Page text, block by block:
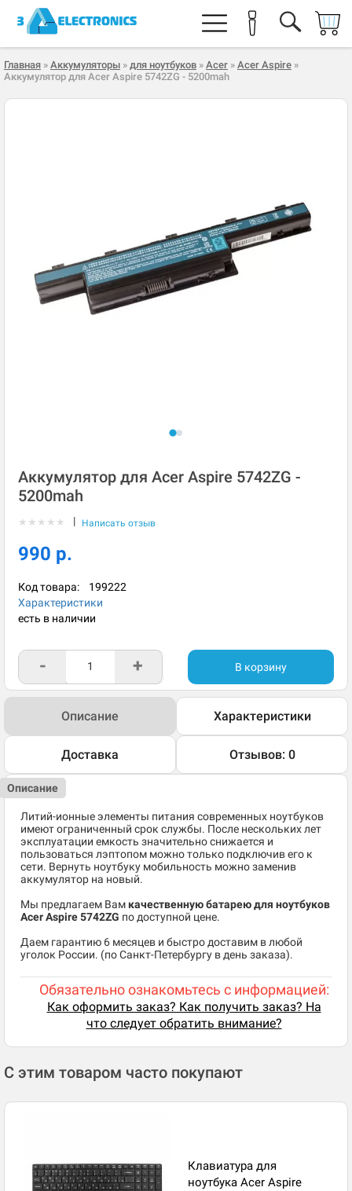
Главная » Аккумуляторы » для ноутбуков » Acer » Acer Aspire »
Аккумулятор для Acer Aspire 5742ZG - 5200mah
Аккумулятор для Acer Aspire 5742ZG -
5200mah
★ ★ ★ ★ ★ | Написать отзыв
990 р.
Код товара: 199222
Характеристики
есть в наличии
- + В корзину
Описание Характеристики
Доставка Отзывов: 0
Описание
Литий-ионные элементы питания современных ноутбуков
имеют ограниченный срок службы. После нескольких лет
эксплуатации емкость значительно снижается и
пользоваться лэптопом можно только подключив его к
сети. Вернуть ноутбуку мобильность можно заменив
аккумулятор на новый.
Мы предлагаем Вам качественную батарею для ноутбуков
Acer Aspire 5742ZG по доступной цене.
Даем гарантию 6 месяцев и быстро доставим в любой
уголок России. (по Санкт-Петербургу в день заказа).
Обязательно ознакомьтесь с информацией:
Как оформить заказ? Как получить заказ? На
что следует обратить внимание?
С этим товаром часто покупают
Клавиатура для
ноутбука Acer Aspire